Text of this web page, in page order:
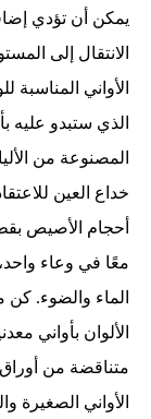
يمكن أن تؤدي
الانتقال إلى
الأواني
الذي ستبدو عليه
المصنوعة من
خداع العين
أحجام الأصيص
معًا في وعاء
الماء والضوء.
الألوان بأواني
متناقضة من
الأواني الصغيرة